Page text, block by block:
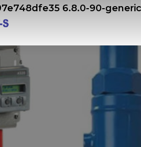
6.8.0-90-generic